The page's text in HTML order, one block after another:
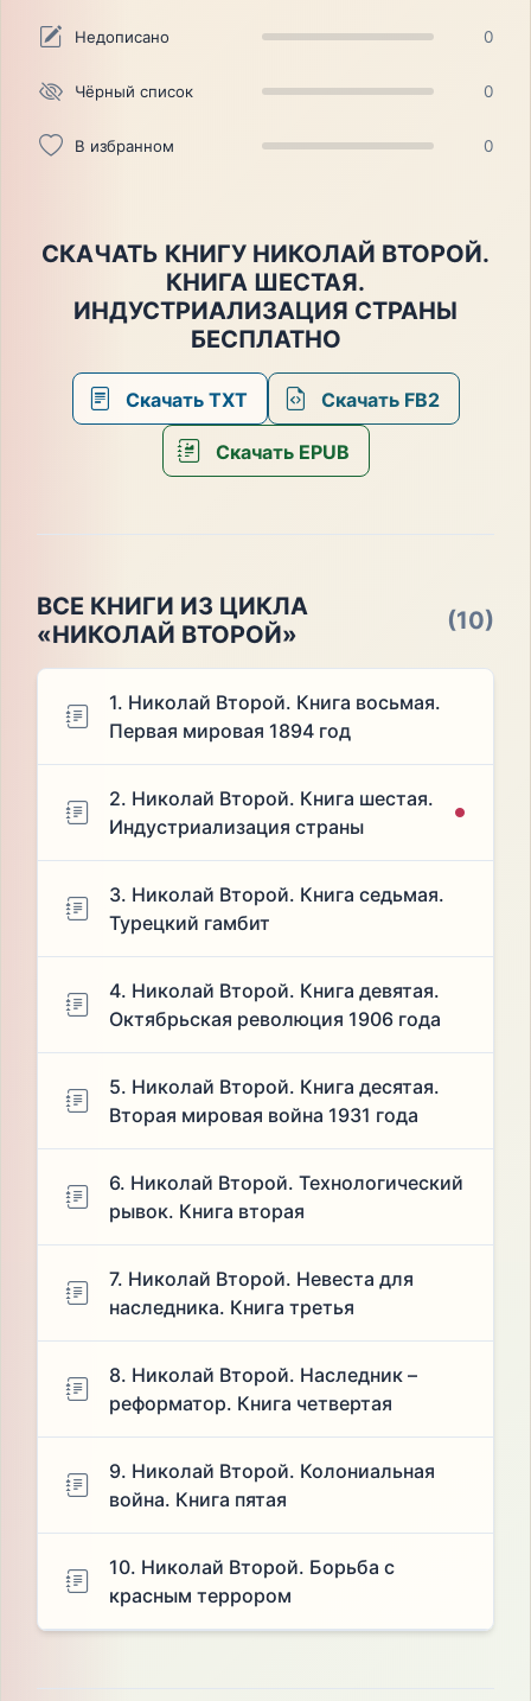
Недописано 0
Чёрный список 0
В избранном 0
СКАЧАТЬ КНИГУ НИКОЛАЙ ВТОРОЙ.
КНИГА ШЕСТАЯ.
ИНДУСТРИАЛИЗАЦИЯ СТРАНЫ
БЕСПЛАТНО
Скачать TXT Скачать FB2
Скачать EPUB
ВСЕ КНИГИ ИЗ ЦИКЛА
«НИКОЛАЙ ВТОРОЙ»
(10)
1. Николай Второй. Книга восьмая.
Первая мировая 1894 год
2. Николай Второй. Книга шестая.
Индустриализация страны
3. Николай Второй. Книга седьмая.
Турецкий гамбит
4. Николай Второй. Книга девятая.
Октябрьская революция 1906 года
5. Николай Второй. Книга десятая.
Вторая мировая война 1931 года
6. Николай Второй. Технологический
рывок. Книга вторая
7. Николай Второй. Невеста для
наследника. Книга третья
8. Николай Второй. Наследник –
реформатор. Книга четвертая
9. Николай Второй. Колониальная
война. Книга пятая
10. Николай Второй. Борьба с
красным террором